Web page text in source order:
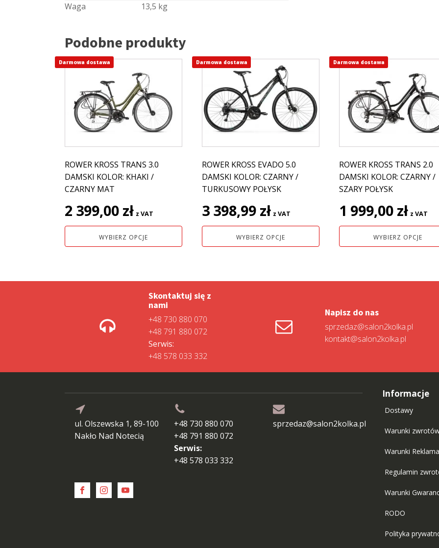
Waga
13,5 kg
Podobne produkty
ROWER KROSS TRANS 3.0
DAMSKI KOLOR: KHAKI /
CZARNY MAT
2 399,00 zł z VAT
WYBIERZ OPCJE
Ten
wiele
wariantów.
Opcje
wybrać
na
stronie
produktu
Darmowa dostawa
ROWER KROSS EVADO 5.0
DAMSKI KOLOR: CZARNY /
TURKUSOWY POŁYSK
3 398,99 zł z VAT
WYBIERZ OPCJE
Ten
wiele
wariantów.
Opcje
wybrać
na
stronie
produktu
Darmowa dostawa
ROWER KROSS TRANS 2.0
DAMSKI KOLOR: CZARNY /
SZARY POŁYSK
1 999,00 zł z VAT
WYBIERZ OPCJE
Ten
wiele
wariantów.
Opcje
wybrać
na
stronie
produktu
Darmowa dostawa
Skontaktuj się z
nami
+48 730 880 070
+48 791 880 072
Serwis:
+48 578 033 332
Napisz do nas
sprzedaz@salon2kolka.pl
kontakt@salon2kolka.pl
ul. Olszewska 1, 89-100
Nakło Nad Notecią
+48 730 880 070
+48 791 880 072
Serwis:
+48 578 033 332
sprzedaz@salon2kolka.pl
Informacje
Dostawy
Warunki
Warunki
Regulamin
Warunki
RODO
Polityka